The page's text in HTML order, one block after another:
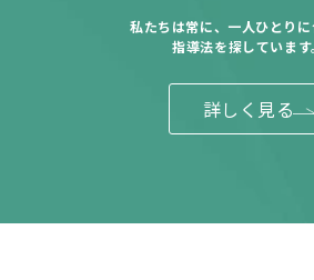
私たちは常に、一人ひとりに
指導法を探しています
詳しく見る